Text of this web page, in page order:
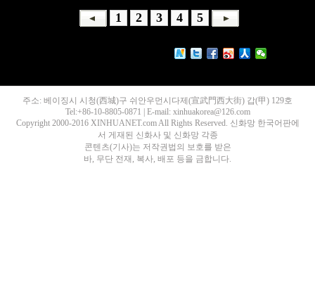
1 2 3 4 5
주소: 베이징시 시청(西城)구 쉬안우먼시다제(宣武門西大街) 갑(甲) 129호
Tel:+86-10-8805-0871 | E-mail: xinhuakorea@126.com
Copyright 2000-2016 XINHUANET.com All Rights Reserved. 신화망 한국어판에
서 게재된 신화사 및 신화망 각종
콘텐츠(기사)는 저작권법의 보호를 받은
바, 무단 전재, 복사, 배포 등을 금합니다.